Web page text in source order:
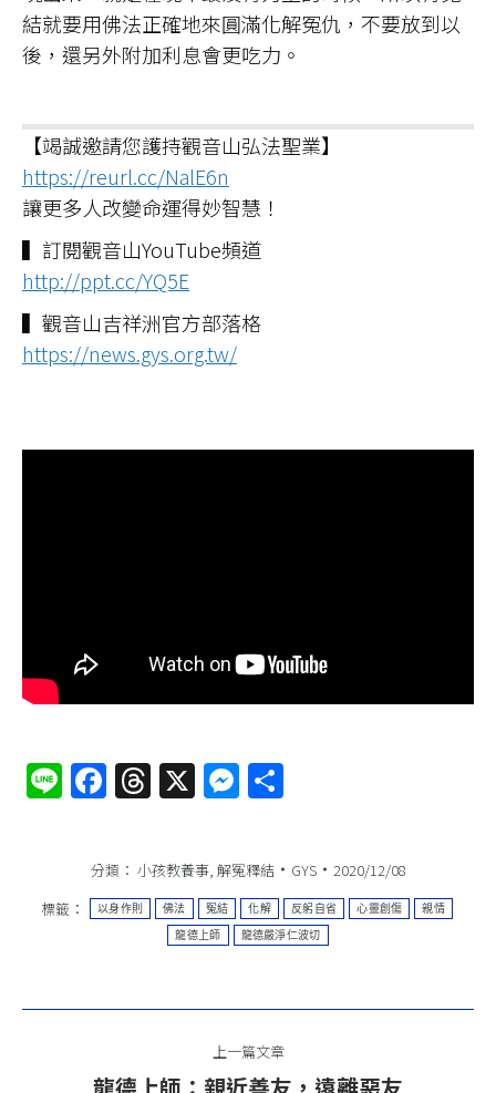
結就要用佛法正確地來圓滿化解冤仇，不要放到以
後，還另外附加利息會更吃力。
【竭誠邀請您護持觀音山弘法聖業】
https://reurl.cc/NalE6n
讓更多人改變命運得妙智慧！
▍訂閱觀音山YouTube頻道
http://ppt.cc/YQ5E
▍觀音山吉祥洲官方部落格
https://news.gys.org.tw/
LineFacebook
Threads
X Messenger
分類： 小孩教養事, 解冤釋結 GYS
2020/12/08
標籤：
以身作則 佛法 冤結 化解 反躬自省 心靈創傷 親情
龍德上師 龍德嚴淨仁波切
上一篇文章
上
龍德上師：親近善友，遠離惡友